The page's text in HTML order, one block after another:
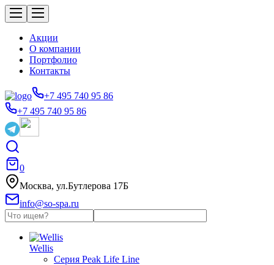
Акции
О компании
Портфолио
Контакты
+7 495 740 95 86
+7 495 740 95 86
0
Москва, ул.Бутлерова 17Б
info@so-spa.ru
Wellis
Серия Peak Life Line